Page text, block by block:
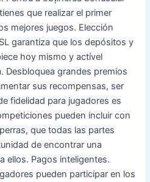
que realizar el primer
mejores juegos. Elección
garantiza que los depósitos y
hoy mismo y actível
Desbloquea grandes premios
sus recompensas, ser
fidelidad para jugadores es
pueden incluir con
que todas las partes
de encontrar una
ellos. Pagos inteligentes.
pueden participar en los